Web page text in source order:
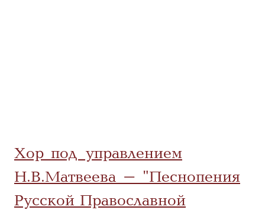
Хор под управлением
Н.В.Матвеева - "Песнопения
Русской Православной